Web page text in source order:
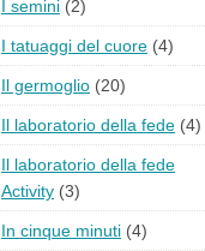
I semini (2)
I tatuaggi del cuore (4)
Il germoglio (20)
Il laboratorio della fede (4)
Il laboratorio della fede
Activity (3)
In cinque minuti (4)